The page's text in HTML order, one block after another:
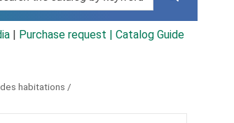
Purchase request | Catalog Guide
habitations /